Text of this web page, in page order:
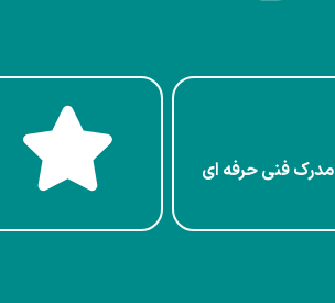
مدرک فنی حرفه ای